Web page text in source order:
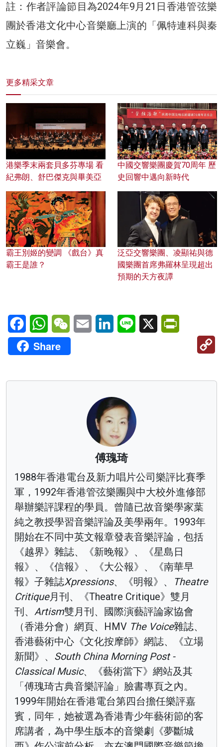
註：作者評論節目為2024年9月21日香港管弦樂
團於香港文化中心音樂廳上演的「佩特連科與秦
立巍」音樂會。
更多精采文章
港樂季末兩套貝多芬專場 看
紀弗朗、舒巴傑克與畢美亞
中國交響樂團慶賀70周年 歷
史回響中邁向新時代
霸王別姬的變調 《戲台》真
霸王是誰？
泛亞交響樂團、凌顯祐與德
國樂團首席弗羅林呈現超出
預期的天方夜譚
FacebookWhatsAppWeChatEmail LinkedInLine X
Share
傅瑰琦
1988年香港電台及新力唱片公司樂評比賽季
軍，1992年香港管弦樂團與中大校外進修部
舉辦樂評課程的學員。曾隨已故音樂學家葉
純之教授學習音樂評論及美學兩年。1993年
開始在不同中英文報章發表音樂評論，包括
《越界》雜誌、《新晚報》、《星島日
報》、《信報》、《大公報》、《南華早
報》子雜誌Xpressions、《明報》、
Theatre
Critique月刊、《Theatre Critique》雙月
刊、 Artism雙月刊、國際演藝評論家協會
（香港分會）網頁、HMV The Voice雜誌、
香港藝術中心《文化按摩師》網誌、《立場
新聞》、 South China Morning Post -
Classical Music、《藝術當下》網站及其
「傅瑰琦古典音樂評論」臉書專頁之內。
1999年開始在香港電台第四台擔任樂評嘉
賓，同年，她被選為香港青少年藝術節的客
席講者，為中學生版本的音樂劇《夢斷城